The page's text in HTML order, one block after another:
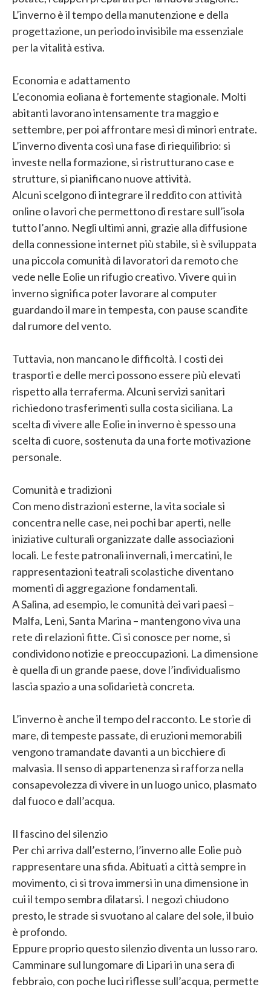
L’inverno è il tempo della manutenzione e della
progettazione, un periodo invisibile ma essenziale
per la vitalità estiva.
Economia e adattamento
L’economia eoliana è fortemente stagionale. Molti
abitanti lavorano intensamente tra maggio e
settembre, per poi affrontare mesi di minori entrate.
L’inverno diventa così una fase di riequilibrio: si
investe nella formazione, si ristrutturano case e
strutture, si pianificano nuove attività.
Alcuni scelgono di integrare il reddito con attività
online o lavori che permettono di restare sull’isola
tutto l’anno. Negli ultimi anni, grazie alla diffusione
della connessione internet più stabile, si è sviluppata
una piccola comunità di lavoratori da remoto che
vede nelle Eolie un rifugio creativo. Vivere qui in
inverno significa poter lavorare al computer
guardando il mare in tempesta, con pause scandite
dal rumore del vento.
Tuttavia, non mancano le difficoltà. I costi dei
trasporti e delle merci possono essere più elevati
rispetto alla terraferma. Alcuni servizi sanitari
richiedono trasferimenti sulla costa siciliana. La
scelta di vivere alle Eolie in inverno è spesso una
scelta di cuore, sostenuta da una forte motivazione
personale.
Comunità e tradizioni
Con meno distrazioni esterne, la vita sociale si
concentra nelle case, nei pochi bar aperti, nelle
iniziative culturali organizzate dalle associazioni
locali. Le feste patronali invernali, i mercatini, le
rappresentazioni teatrali scolastiche diventano
momenti di aggregazione fondamentali.
A Salina, ad esempio, le comunità dei vari paesi –
Malfa, Leni, Santa Marina – mantengono viva una
rete di relazioni fitte. Ci si conosce per nome, si
condividono notizie e preoccupazioni. La dimensione
è quella di un grande paese, dove l’individualismo
lascia spazio a una solidarietà concreta.
L’inverno è anche il tempo del racconto. Le storie di
mare, di tempeste passate, di eruzioni memorabili
vengono tramandate davanti a un bicchiere di
malvasia. Il senso di appartenenza si rafforza nella
consapevolezza di vivere in un luogo unico, plasmato
dal fuoco e dall’acqua.
Il fascino del silenzio
Per chi arriva dall’esterno, l’inverno alle Eolie può
rappresentare una sfida. Abituati a città sempre in
movimento, ci si trova immersi in una dimensione in
cui il tempo sembra dilatarsi. I negozi chiudono
presto, le strade si svuotano al calare del sole, il buio
è profondo.
Eppure proprio questo silenzio diventa un lusso raro.
Camminare sul lungomare di Lipari in una sera di
febbraio, con poche luci riflesse sull’acqua, permette